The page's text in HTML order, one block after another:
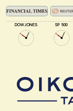
DOW JONES SP 500